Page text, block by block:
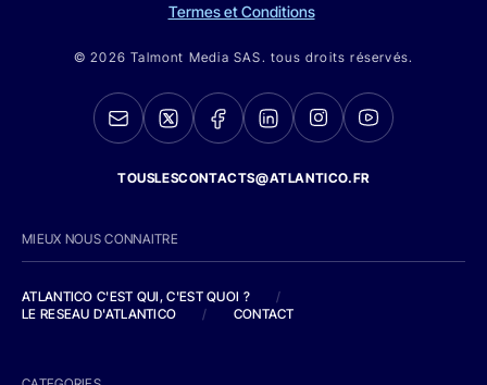
Termes et Conditions
© 2026 Talmont Media SAS. tous droits réservés.
TOUSLESCONTACTS@ATLANTICO.FR
MIEUX NOUS CONNAITRE
ATLANTICO C'EST QUI, C'EST QUOI ?
/
LE RESEAU D'ATLANTICO
/ CONTACT